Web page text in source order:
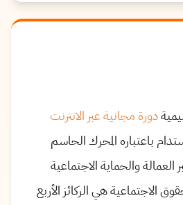
دورة مجانية عبر الانترنت
باعتباره المحرك الحاسم
العمالة والحماية الاجتماعية
الاجتماعية هي الركائز الأربع